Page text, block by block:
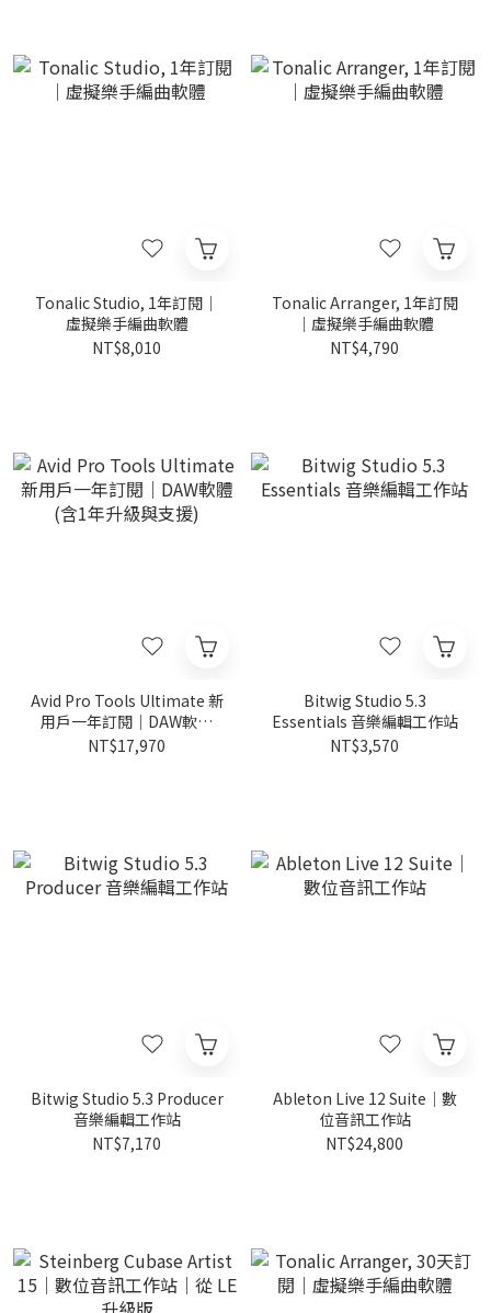
Tonalic Studio, 1年訂閱｜
虛擬樂手編曲軟體
NT$8,010
Tonalic Arranger, 1年訂閱
｜虛擬樂手編曲軟體
NT$4,790
Avid Pro Tools Ultimate 新
用戶一年訂閱｜DAW軟體
(含1年升級與支援)
NT$17,970
Bitwig Studio 5.3
Essentials 音樂編輯工作站
NT$3,570
Bitwig Studio 5.3 Producer
音樂編輯工作站
NT$7,170
Ableton Live 12 Suite｜數
位音訊工作站
NT$24,800